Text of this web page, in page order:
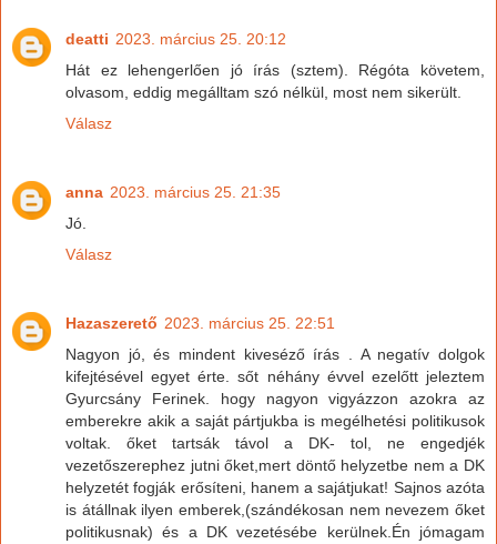
deatti 2023. március 25. 20:12
Hát ez lehengerlően jó írás (sztem). Régóta követem,
olvasom, eddig megálltam szó nélkül, most nem sikerült.
Válasz
anna 2023. március 25. 21:35
Jó.
Válasz
Hazaszerető 2023. március 25. 22:51
Nagyon jó, és mindent kiveséző írás . A negatív dolgok
kifejtésével egyet érte. sőt néhány évvel ezelőtt jeleztem
Gyurcsány Ferinek. hogy nagyon vigyázzon azokra az
emberekre akik a saját pártjukba is megélhetési politikusok
voltak. őket tartsák távol a DK- tol, ne engedjék
vezetőszerephez jutni őket,mert döntő helyzetbe nem a DK
helyzetét fogják erősíteni, hanem a sajátjukat! Sajnos azóta
is átállnak ilyen emberek,(szándékosan nem nevezem őket
politikusnak) és a DK vezetésébe kerülnek.Én jómagam